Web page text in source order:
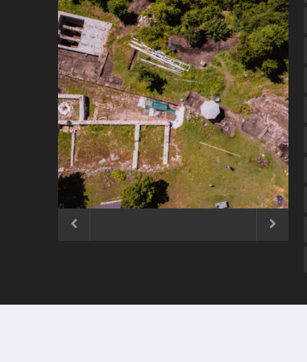
ČESTITKA RAMSKOG VJESNIKA ZA
USKRS 2023. GODINE
 